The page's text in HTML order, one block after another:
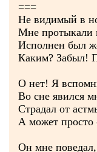
===
Не видимый в
Мне протыкали
Исполнен был
Каким? Забыл!
О нет! Я
Во сне явился
Страдал от
А может просто
Он мне